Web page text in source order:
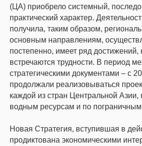
(ЦА) приобрело системный,
практический характер.
получила, таким образом,
основным направлениям,
постепенно, имеет ряд достижений,
встречаются трудности. В период
стратегическими документами – с
продолжали реализовываться
каждой из стран Центральной Азии,
водным ресурсам и по
Новая Стратегия, вступившая в
продиктована экономическими